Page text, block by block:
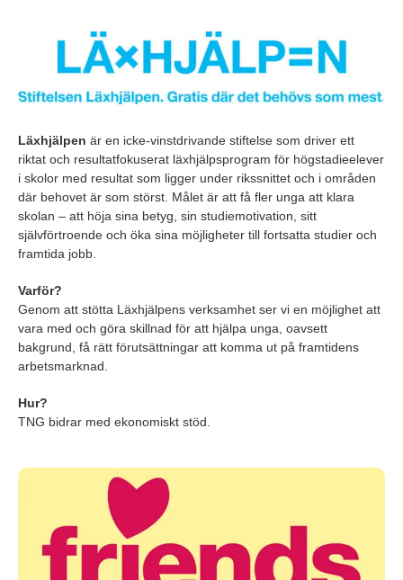
Läxhjälpen är en icke-vinstdrivande stiftelse som driver ett
riktat och resultatfokuserat läxhjälpsprogram för högstadieelever
i skolor med resultat som ligger under rikssnittet och i områden
där behovet är som störst. Målet är att få fler unga att klara
skolan – att höja sina betyg, sin studiemotivation, sitt
självförtroende och öka sina möjligheter till fortsatta studier och
framtida jobb.
Varför?
Genom att stötta Läxhjälpens verksamhet ser vi en möjlighet att
vara med och göra skillnad för att hjälpa unga, oavsett
bakgrund, få rätt förutsättningar att komma ut på framtidens
arbetsmarknad.
Hur?
TNG bidrar med ekonomiskt stöd.